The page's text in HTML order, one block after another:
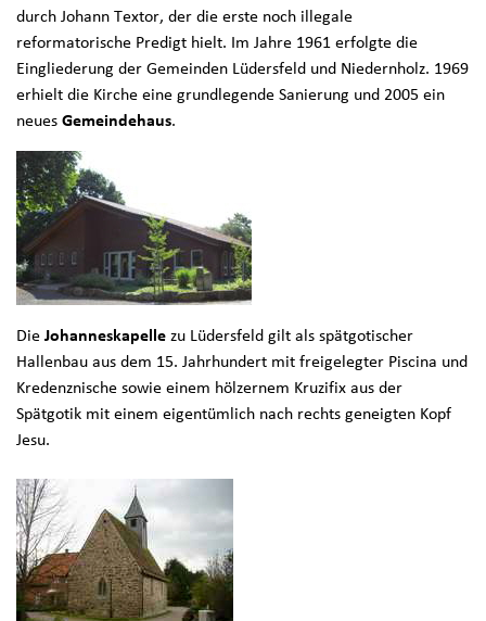
durch Johann Textor, der die erste noch illegale
reformatorische Predigt hielt. Im Jahre 1961 erfolgte die
Eingliederung der Gemeinden Lüdersfeld und Niedernholz. 1969
erhielt die Kirche eine grundlegende Sanierung und 2005 ein
neues Gemeindehaus.
Die Johanneskapelle zu Lüdersfeld gilt als spätgotischer
Hallenbau aus dem 15. Jahrhundert mit freigelegter Piscina und
Kredenznische sowie einem hölzernem Kruzifix aus der
Spätgotik mit einem eigentümlich nach rechts geneigten Kopf
Jesu.